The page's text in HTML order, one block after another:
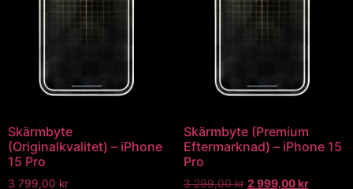
Skärmbyte
(Originalkvalitet) – iPhone
15 Pro
3 799,00 kr
Skärmbyte (Premium
Eftermarknad) – iPhone 15
Pro
3 299,00kr 2 999,00kr